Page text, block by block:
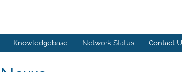
Knowledgebase Network Status Contact